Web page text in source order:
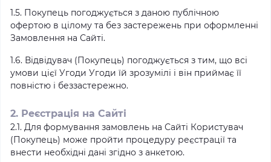
1.5. Покупець погоджується з даною публічною
офертою в цілому та без застережень при оформленні
Замовлення на Сайті.
1.6. Відвідувач (Покупець) погоджується з тим, що всі
умови цієї Угоди Угоди їй зрозумілі і він приймає її
повністю і беззастережно.
2. Реєстрація на Сайті
2.1. Для формування замовлень на Сайті Користувач
(Покупець) може пройти процедуру реєстрації та
внести необхідні дані згідно з анкетою.